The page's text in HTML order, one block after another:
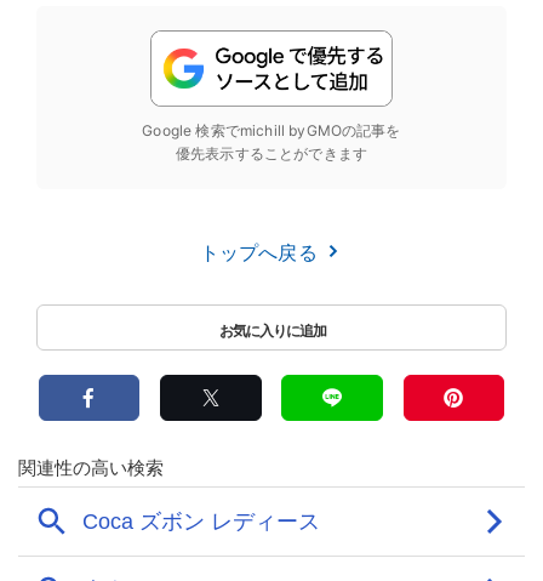
Google 検索でmichill byGMOの記事を
優先表示することができます
トップへ戻る